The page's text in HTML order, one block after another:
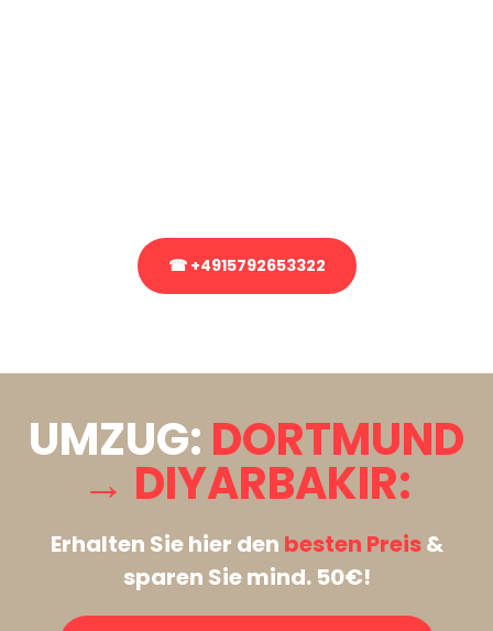
☎ +4915792653322
UMZUG: DORTMUND
→ DIYARBAKIR:
Erhalten Sie hier den besten Preis&
sparen Sie mind. 50€!